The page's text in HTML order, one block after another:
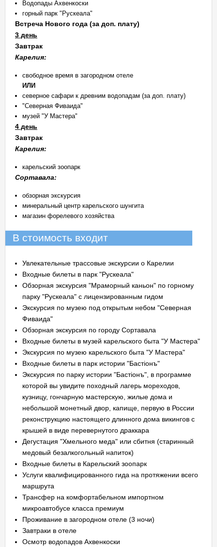
Водопады Ахвенкоски
горный парк "Рускеала"
Встреча Нового года (за доп. плату)
3 день
Завтрак
Карелия:
свободное время в загородном отеле
ИЛИ
северное сафари к древним водопадам (за доп. плату)
"Северная Фиваида"
музей "У Мастера"
4 день
Завтрак
Карелия:
карельский зоопарк
Сортавала:
обзорная экскурсия
минеральный центр карельского шунгита
магазин форелевого хозяйства
В стоимость входит
Увлекательные трассовые экскурсии о Карелии
Входные билеты в парк "Рускеала"
Обзорная экскурсия "Мраморный каньон" по горному
парку "Рускеала" с лицензированным гидом
Экскурсия по музею под открытым небом "Северная
Фиваида"
Обзорная экскурсия по городу Сортавала
Входные билеты в музей карельского быта "У Мастера"
Экскурсия по музею карельского быта "У Мастера"
Входные билеты в парк истории "Бастiонъ"
Экскурсия по парку истории "Бастiонъ", в программе
которой вы увидите походный лагерь мореходов,
кузницу, гончарную мастерскую, жилые дома и
небольшой монетный двор, капище, первую в России
реконструкцию настоящего длинного дома викингов с
крышей в виде перевернутого драккара
Дегустация "Хмельного меда" или сбитня (старинный
медовый безалкогольный напиток)
Входные билеты в Карельский зоопарк
Услуги квалифицированного гида на протяжении всего
маршрута
Трансфер на комфортабельном импортном
микроавтобусе класса премиум
Проживание в загородном отеле (3 ночи)
Завтраки в отеле
Осмотр водопадов Ахвенкоски